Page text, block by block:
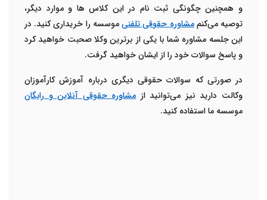
و همچنین چگونگی ثبت نام در این کلاس ها و موارد دیگر،
توصیه می‌کنممشاوره حقوقی تلفنیموسسه را خریداری کنید. در
این جلسه مشاوره شما با یکی از برترین وکلا صحبت خواهید کرد
و پاسخ سوالات خود را از ایشان خواهید گرفت.
در صورتی که سوالات حقوقی دیگری درباره آموزش کارآموزان
وکالت دارید نیز می‌توانید ازمشاوره حقوقی آنلاین و رایگان
موسسه ما استفاده کنید.